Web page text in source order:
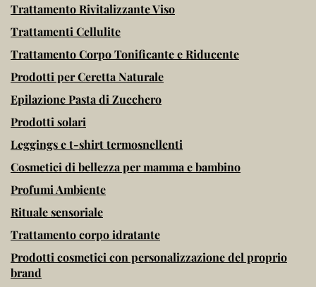
Trattamento Rivitalizzante Viso
Trattamenti Cellulite
Trattamento Corpo Tonificante e Riducente
Prodotti per Ceretta Naturale
Epilazione Pasta di Zucchero
Prodotti solari
Leggings e t-shirt termosnellenti
Cosmetici di bellezza per mamma e bambino
Profumi Ambiente
Rituale sensoriale
Trattamento corpo idratante
Prodotti cosmetici con personalizzazione del proprio
brand